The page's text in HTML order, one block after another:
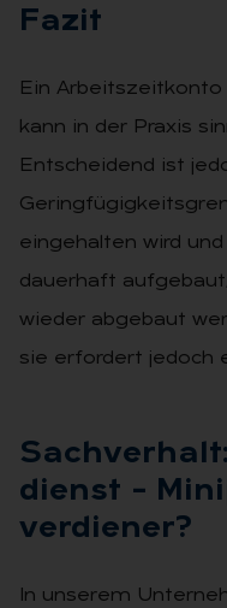
Fa­zit
Ein Arbeitszeitkonto
kann in der Praxis
Entscheidend ist
eingehalten wird
dauerhaft
wieder abgebaut
sie erfordert jedoch
dienst –
ver­die­ner?
In unserem